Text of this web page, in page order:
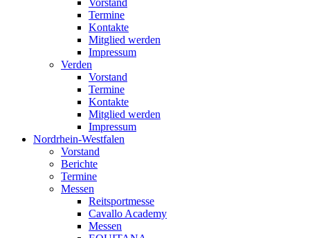
Vorstand
Termine
Kontakte
Mitglied werden
Impressum
Verden
Vorstand
Termine
Kontakte
Mitglied werden
Impressum
Nordrhein-Westfalen
Vorstand
Berichte
Termine
Messen
Reitsportmesse
Cavallo Academy
Messen